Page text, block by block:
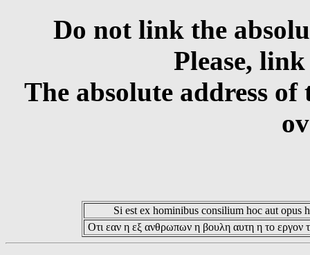
Do not link the
Please,
The absolute address
Si est ex hominibus consilium hoc aut opus
Οτι εαν η εξ ανθρωπων η βουλη αυτη η το εργον